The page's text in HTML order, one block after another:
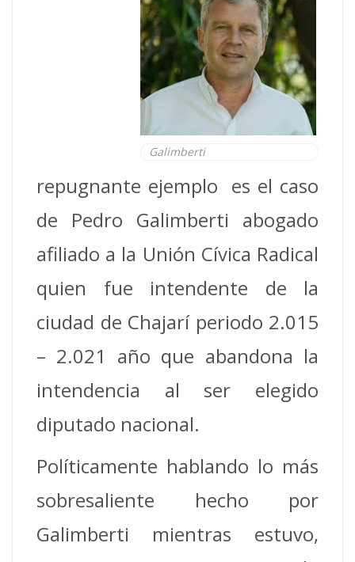
Galimberti
repugnante ejemplo es el caso
de Pedro Galimberti abogado
afiliado a la Unión Cívica Radical
quien fue intendente de la
ciudad de Chajarí periodo 2.015
– 2.021 año que abandona la
intendencia al ser elegido
diputado nacional.
Políticamente hablando lo más
sobresaliente hecho por
Galimberti mientras estuvo,